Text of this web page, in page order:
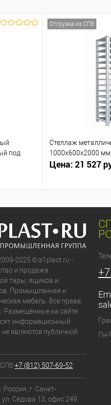
под
Отгрузка из СПб
Стеллаж
1000х600х2000
заказ
Цена: 21 527
2025 © a1plast.ru -
и продажа
тары, ящиков и
Промышленная и
мебель. Все права
Размещённые на сайте
информационный
не являются публичной
+7 (812) 507-69-52
Россия, г. Санкт-
ул. Седова 13, офис 249
Пн-